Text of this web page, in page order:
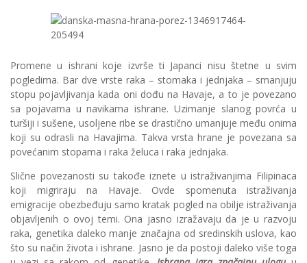
Promene u ishrani koje izvrše ti Japanci nisu štetne u svim
pogledima. Bar dve vrste raka – stomaka i jednjaka – smanjuju
stopu pojavljivanja kada oni dođu na Havaje, a to je povezano
sa pojavama u navikama ishrane. Uzimanje slanog povrća u
turšiji i sušene, usoljene ribe se drastično umanjuje među onima
koji su odrasli na Havajima. Takva vrsta hrane je povezana sa
povećanim stopama i raka želuca i raka jednjaka.
Slične povezanosti su takođe iznete u istraživanjima Filipinaca
koji migriraju na Havaje. Ovde spomenuta istraživanja
emigracije obezbeđuju samo kratak pogled na obilje istraživanja
objavljenih o ovoj temi. Ona jasno izražavaju da je u razvoju
raka, genetika daleko manje značajna od sredinskih uslova, kao
što su način života i ishrane. Jasno je da postoji daleko više toga